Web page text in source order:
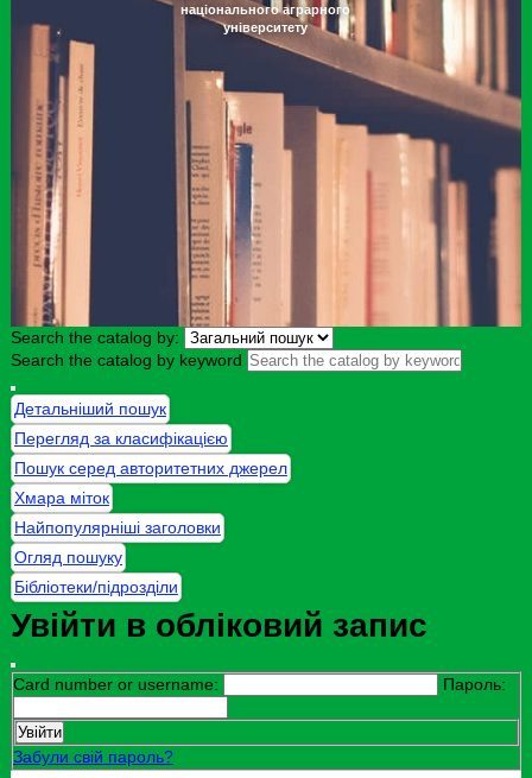
національного аграрного
університету
Search the catalog by:
Search the catalog by keyword
Детальніший пошук
Перегляд за класифікацією
Пошук серед авторитетних джерел
Хмара міток
Найпопулярніші заголовки
Огляд пошуку
Бібліотеки/підрозділи
Увійти в обліковий запис
Card number or username: Пароль:
Забули свій пароль?